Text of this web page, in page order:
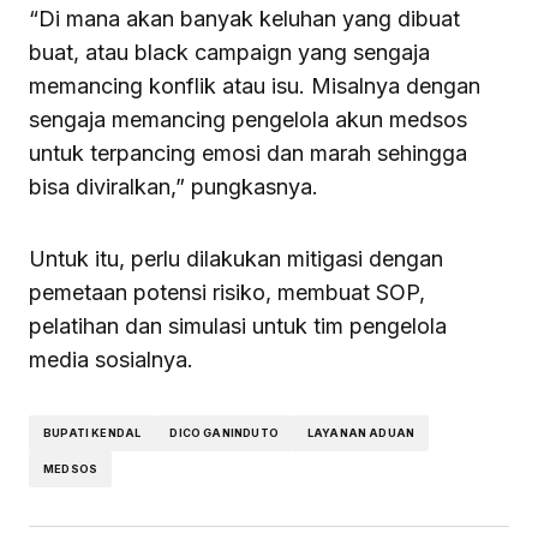
“Di mana akan banyak keluhan yang dibuat
buat, atau black campaign yang sengaja
memancing konflik atau isu. Misalnya dengan
sengaja memancing pengelola akun medsos
untuk terpancing emosi dan marah sehingga
bisa diviralkan,” pungkasnya.
Untuk itu, perlu dilakukan mitigasi dengan
pemetaan potensi risiko, membuat SOP,
pelatihan dan simulasi untuk tim pengelola
media sosialnya.
BUPATI KENDAL DICO GANINDUTO LAYANAN ADUAN
MEDSOS